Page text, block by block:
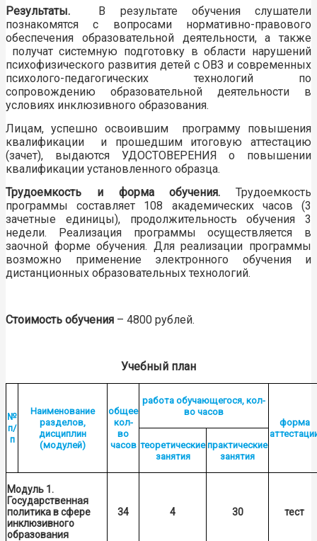
Результаты. В результате обучения слушатели
познакомятся с вопросами нормативно-правового
обеспечения образовательной деятельности, а также
получат системную подготовку в области нарушений
психофизического развития детей с ОВЗ и современных
психолого-педагогических технологий по
сопровождению образовательной деятельности в
условиях инклюзивного образования.
Лицам, успешно освоившим программу повышения
квалификации и прошедшим итоговую аттестацию
(зачет), выдаются УДОСТОВЕРЕНИЯ о повышении
квалификации установленного образца.
Трудоемкость и форма обучения. Трудоемкость
программы составляет 108 академических часов (3
зачетные единицы), продолжительность обучения 3
недели. Реализация программы осуществляется в
заочной форме обучения. Для реализации программы
возможно применение электронного обучения и
дистанционных образовательных технологий.
Стоимость обучения – 4800 рублей.
Учебный план
№
п/
п
Наименование
разделов,
дисциплин
(модулей)
общее
кол-
во
часов
работа обучающегося, кол-
во часов
форма
теоретические
занятия
практические
занятия
Модуль 1.
Государственная
политика в сфере
инклюзивного
образования
34 4 30 тест